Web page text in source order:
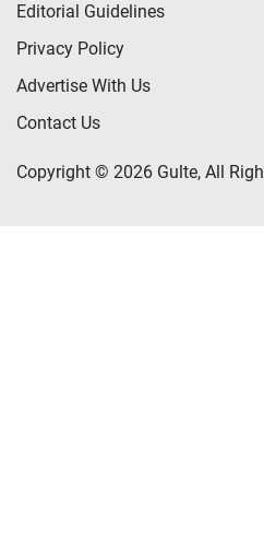
Editorial Guidelines
Privacy Policy
Advertise With Us
Contact Us
Copyright © 2026 Gulte, All